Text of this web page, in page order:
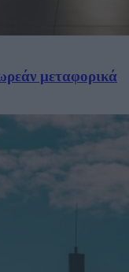
μεταφορικά